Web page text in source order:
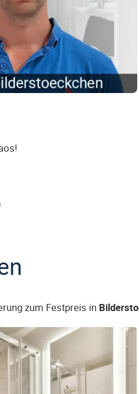
zum Festpreis in